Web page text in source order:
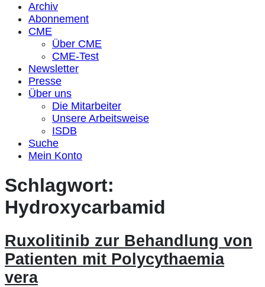
Archiv
Abonnement
CME
Über CME
CME-Test
Newsletter
Presse
Über uns
Die Mitarbeiter
Unsere Arbeitsweise
ISDB
Suche
Mein Konto
Schlagwort:
Hydroxycarbamid
Ruxolitinib zur Behandlung von
Patienten mit Polycythaemia
vera